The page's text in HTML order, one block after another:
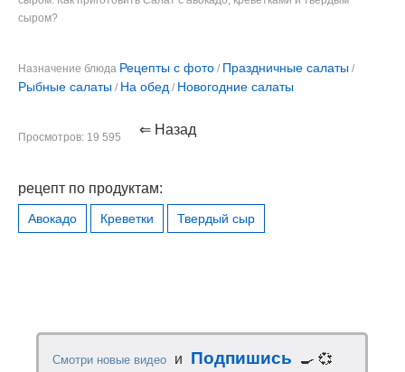
сыром?
Назначение блюда Рецепты с фото / Праздничные салаты /
Рыбные салаты / На обед / Новогодние салаты
Просмотров: 19 595 ⇐ Назад
рецепт по продуктам:
Авокадо Креветки Твердый сыр
Смотри новые видео и Подпишись
🍳 💞